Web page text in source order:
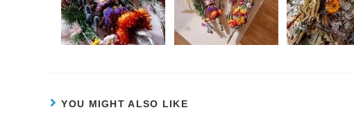
YOU MIGHT ALSO LIKE